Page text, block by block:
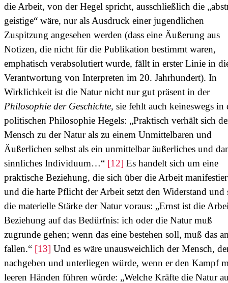
die Arbeit, von der Hegel spricht, ausschließlich die
geistige“ wäre, nur als Ausdruck einer jugendlichen
Zuspitzung angesehen werden (dass eine Äußerung aus
Notizen, die nicht für die Publikation bestimmt waren,
emphatisch verabsolutiert wurde, fällt in erster Linie in
Verantwortung von Interpreten im 20. Jahrhundert). In
Wirklichkeit ist die Natur nicht nur gut präsent in der
Philosophie der Geschichte, sie fehlt auch keineswegs in
politischen Philosophie Hegels: „Praktisch verhält sich
Mensch zu der Natur als zu einem Unmittelbaren und
Äußerlichen selbst als ein unmittelbar äußerliches und
sinnliches Individuum…“ [12] Es handelt sich um eine
praktische Beziehung, die sich über die Arbeit
und die harte Pflicht der Arbeit setzt den Widerstand und
die materielle Stärke der Natur voraus: „Ernst ist die
Beziehung auf das Bedürfnis: ich oder die Natur muß
zugrunde gehen; wenn das eine bestehen soll, muß das
fallen.“ [13] Und es wäre unausweichlich der Mensch,
nachgeben und unterliegen würde, wenn er den Kampf
leeren Händen führen würde: „Welche Kräfte die Natur